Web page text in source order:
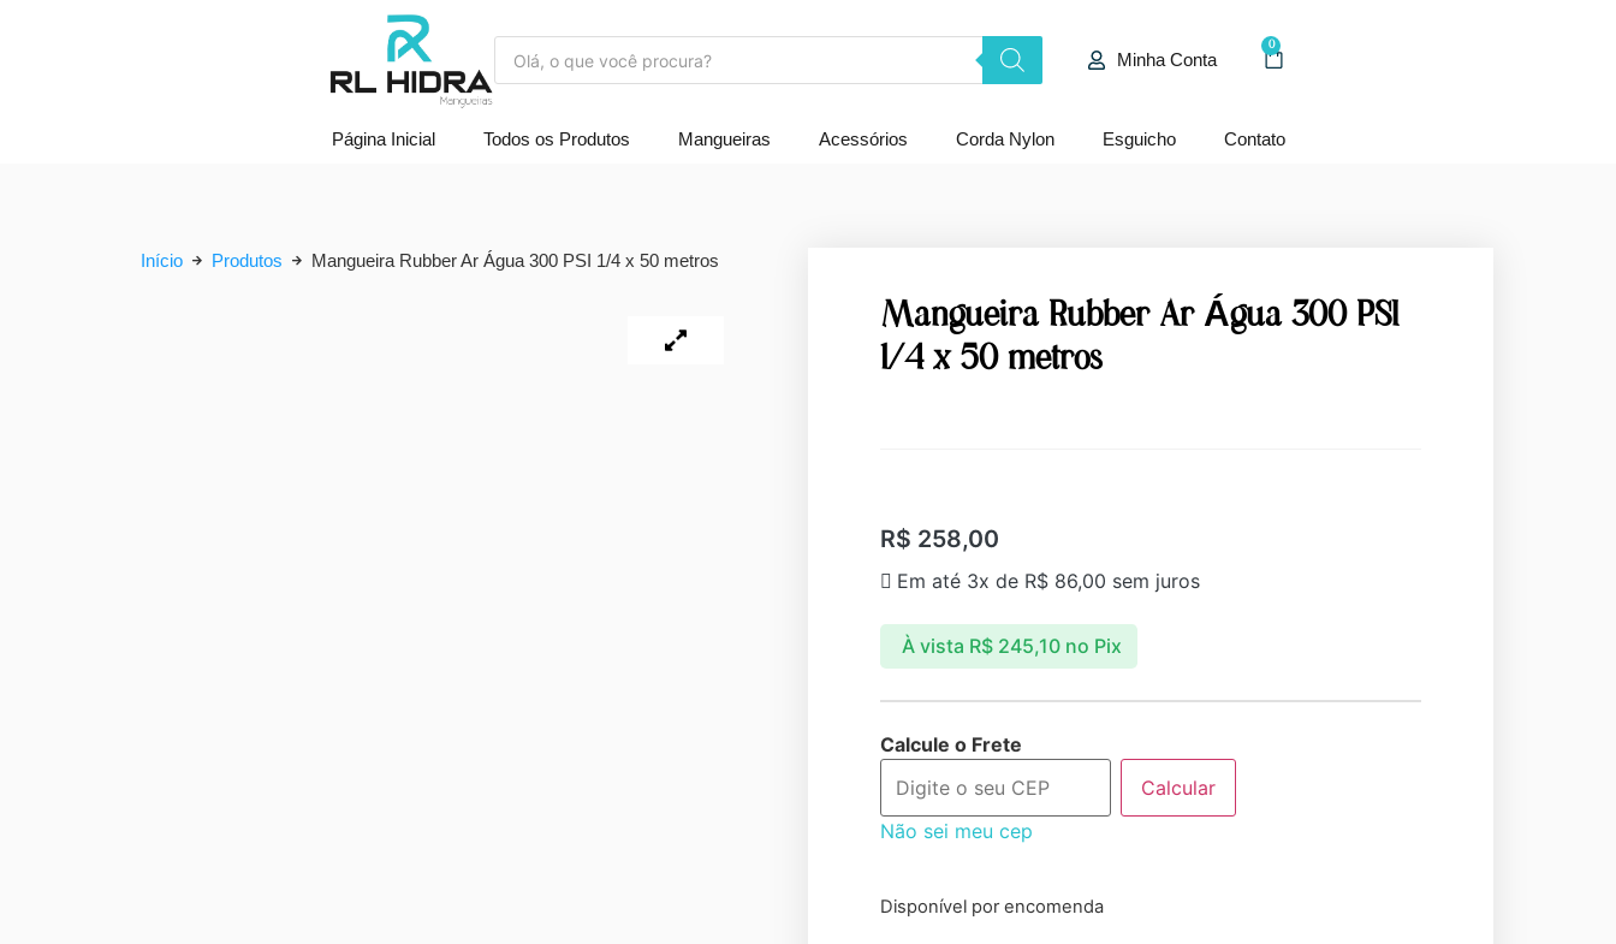
Minha Conta
0
Página Inicial Todos os Produtos Mangueiras Acessórios Corda Nylon Esguicho Contato
Início Produtos Mangueira Rubber Ar Água 300 PSI 1/4 x 50 metros
Mangueira Rubber Ar Água 300 PSI
1/4 x 50 metros
R$ 258,00
Em até 3x de R$ 86,00 sem juros
À vista R$245,10 no Pix
Calcule o Frete
Calcular
Não sei meu cep
Disponível por encomenda